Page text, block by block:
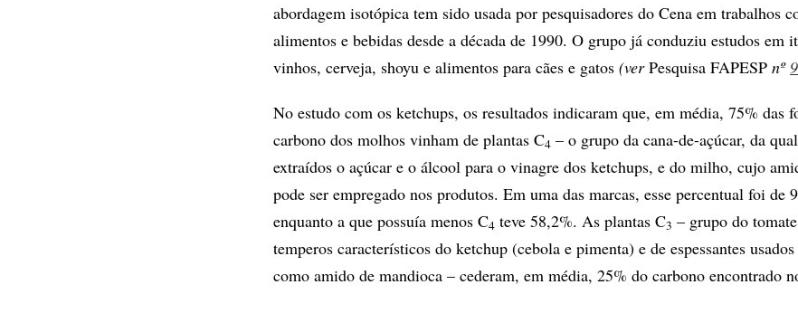
abordagem isotópica tem sido usada por pesquisadores do Cena em trabalhos
alimentos e bebidas desde a década de 1990. O grupo já conduziu estudos em
vinhos, cerveja, shoyu e alimentos para cães e gatos (verPesquisa FAPESP nº
No estudo com os ketchups, os resultados indicaram que, em média, 75% das
carbono dos molhos vinham de plantas C4 – o grupo da cana-de-açúcar, da
extraídos o açúcar e o álcool para o vinagre dos ketchups, e do milho, cujo
pode ser empregado nos produtos. Em uma das marcas, esse percentual foi de
enquanto a que possuía menos C4 teve 58,2%. As plantas C3 – grupo do
temperos característicos do ketchup (cebola e pimenta) e de espessantes
como amido de mandioca – cederam, em média, 25% do carbono encontrado